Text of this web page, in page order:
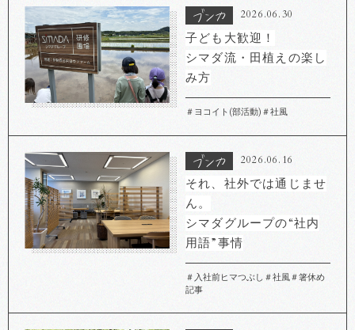
2026.06.30
子ども大歓迎！
シマダ流・田植えの楽し
み方
＃ヨコイト(部活動) ＃社風
2026.06.16
それ、社外では通じませ
ん。
シマダグループの“社内
用語”事情
＃入社前ヒマつぶし ＃社風＃箸休め
記事